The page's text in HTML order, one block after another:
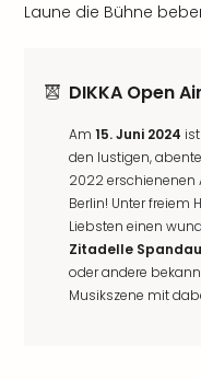
Laune die Bühne
DIKKA Open
Am 15. Juni 2024
den lustigen,
2022 erschienenen
Berlin! Unter freiem
Liebsten einen
Zitadelle Spandau
oder andere
Musikszene mit